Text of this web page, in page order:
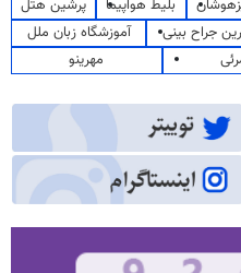
بلیط هواپیما
پرشین هتل
جراح بینی
آموزشگاه زبان ملل
مهرینو